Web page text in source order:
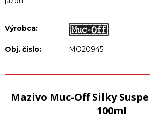
Výrobca:
Obj. čislo: MO20945
Mazivo Muc-Off Silky
100ml